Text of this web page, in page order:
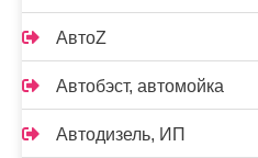
АвтоZ
Автобэст, автомойка
Автодизель, ИП